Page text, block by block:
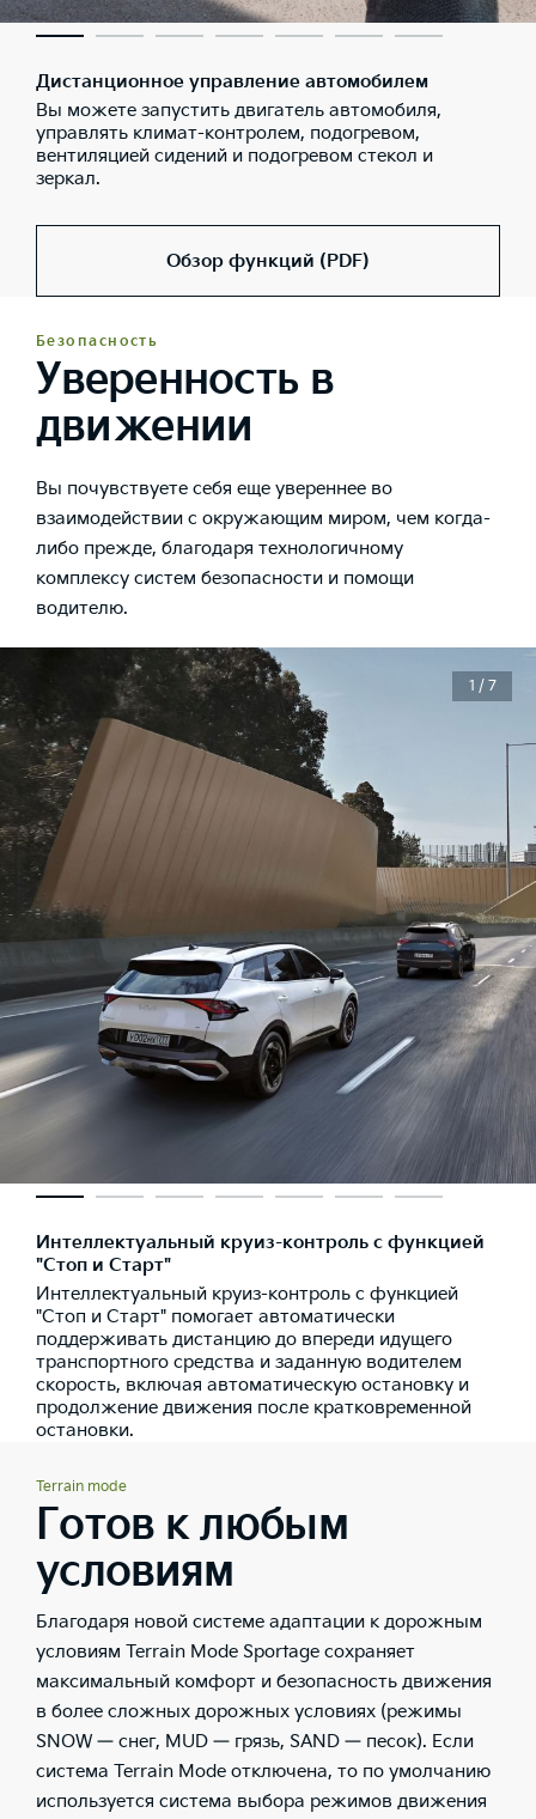
Дистанционное управление автомобилем
Вы можете запустить двигатель автомобиля,
управлять климат-контролем, подогревом,
вентиляцией сидений и подогревом стекол и
зеркал.
Обзор функций (PDF)
Безопасность
Уверенность в
движении
Вы почувствуете себя еще увереннее во
взаимодействии с окружающим миром, чем когда-
либо прежде, благодаря технологичному
комплексу систем безопасности и помощи
водителю.
Интеллектуальный круиз-контроль с функцией
"Стоп и Старт"
Интеллектуальный круиз-контроль с функцией
"Стоп и Старт" помогает автоматически
поддерживать дистанцию до впереди идущего
транспортного средства и заданную водителем
скорость, включая автоматическую остановку и
продолжение движения после кратковременной
остановки.
1 / 7
Terrain mode
Готов к любым
условиям
Благодаря новой системе адаптации к дорожным
условиям Terrain Mode Sportage сохраняет
максимальный комфорт и безопасность движения
в более сложных дорожных условиях (режимы
SNOW — снег, MUD — грязь, SAND — песок). Если
система Terrain Mode отключена, то по умолчанию
используется система выбора режимов движения